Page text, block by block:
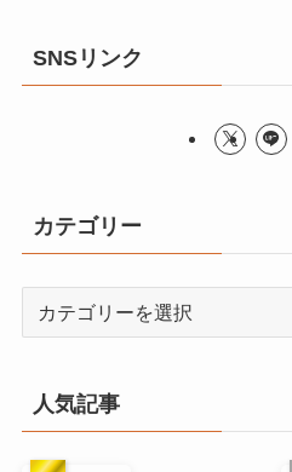
SNSリンク
カテゴリー
ー
人気記事